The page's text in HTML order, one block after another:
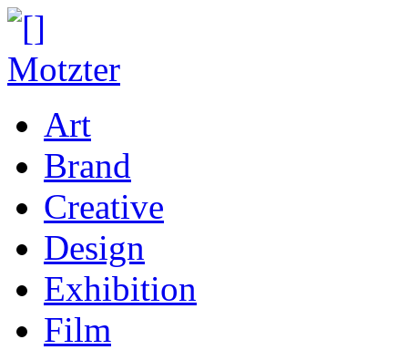
Art
Brand
Creative
Design
Exhibition
Film